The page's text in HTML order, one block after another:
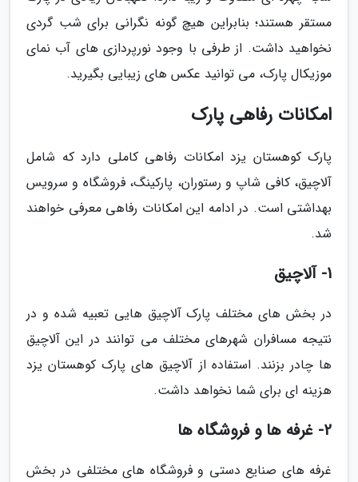
مستقر هستند؛ بنابراین هیچ گونه نگرانی برای شب گردی
نخواهید داشت. از طرفی با وجود نورپردازی های آب نمای
موزیکال پارک، می توانید عکس های زیبایی بگیرید.
امکانات رفاهی پارک
پارک کوهستان یزد امکانات رفاهی کاملی دارد که شامل
آلاچیق، کافی شاپ و رستوران، پارکینگ، فروشگاه و سرویس
بهداشتی است. در ادامه این امکانات رفاهی معرفی خواهند
شد.
1- آلاچیق
در بخش های مختلف پارک آلاچیق هایی تعبیه شده و در
نتیجه مسافران شهرهای مختلف می توانند در این آلاچیق
ها چادر بزنند. استفاده از آلاچیق های پارک کوهستان یزد
هزینه ای برای شما نخواهد داشت.
2- غرفه ها و فروشگاه ها
غرفه های صنایع دستی و فروشگاه های مختلفی در بخش